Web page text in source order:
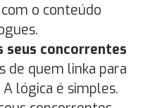
o conteúdo
seus concorrentes
de quem linka para
lógica é simples.